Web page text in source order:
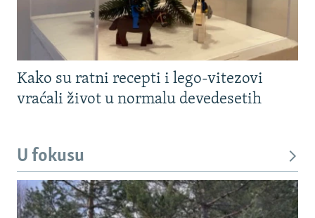
Kako su ratni recepti i lego-vitezovi
vraćali život u normalu devedesetih
U fokusu